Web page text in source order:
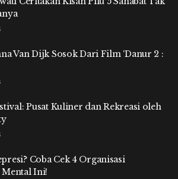
Van Dijk Sosok Dari Film ‘Danur 2 :
Pusat Kuliner dan Rekreasi oleh
Coba Cek 4 Organisasi
Mental Ini!